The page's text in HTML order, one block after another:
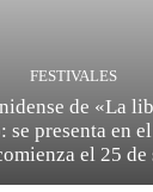
FESTIVALES
de «La
se presenta en
el 25 de